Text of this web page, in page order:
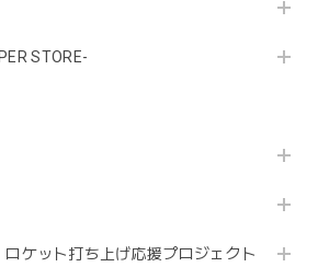
STORE-
ケット打ち上げ応援プロジェクト